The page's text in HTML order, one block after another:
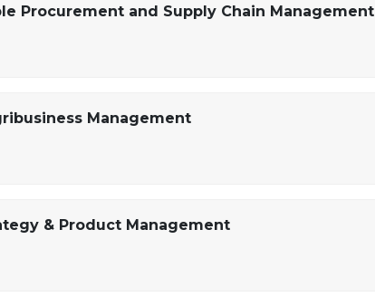
Procurement and Supply Chain Management
Management
& Product Management